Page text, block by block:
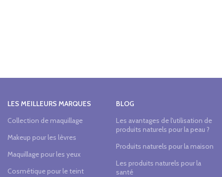
LES MEILLEURS MARQUES
Collection de maquillage
Makeup pour les lèvres
Maquillage pour les yeux
Cosmétique pour le teint
BLOG
Les avantages de l'utilisation de
produits naturels pour la peau ?
Produits naturels pour la maison
Les produits naturels pour la
santé